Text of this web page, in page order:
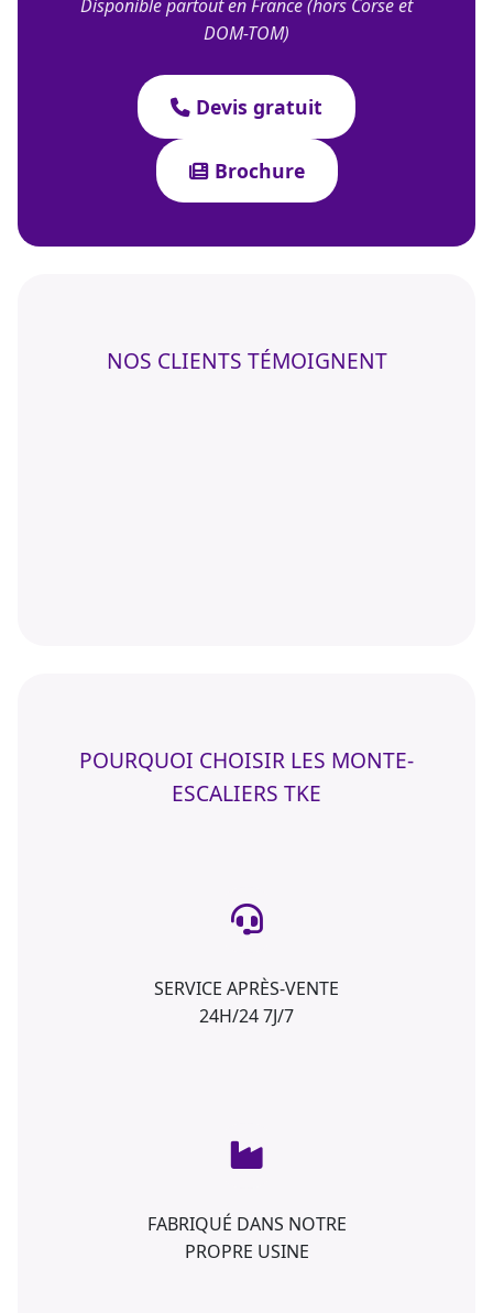
Disponible partout en France (hors Corse et
DOM-TOM)
Devis gratuit
Brochure
NOS CLIENTS TÉMOIGNENT
POURQUOI CHOISIR LES MONTE-
ESCALIERS TKE
SERVICE APRÈS-VENTE
24H/24 7J/7
FABRIQUÉ DANS NOTRE
PROPRE USINE